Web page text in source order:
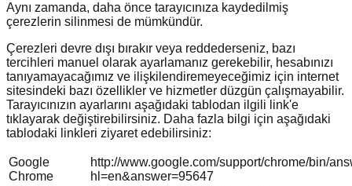
Aynı zamanda, daha önce tarayıcınıza kaydedilmiş
çerezlerin silinmesi de mümkündür.
Çerezleri devre dışı bırakır veya reddederseniz, bazı
tercihleri manuel olarak ayarlamanız gerekebilir, hesabınızı
tanıyamayacağımız ve ilişkilendiremeyeceğimiz için internet
sitesindeki bazı özellikler ve hizmetler düzgün çalışmayabilir.
Tarayıcınızın ayarlarını aşağıdaki tablodan ilgili link'e
tıklayarak değiştirebilirsiniz. Daha fazla bilgi için aşağıdaki
tablodaki linkleri ziyaret edebilirsiniz:
Google
Chrome
http://www.google.com/support/chrome/bin/
hl=en&answer=95647